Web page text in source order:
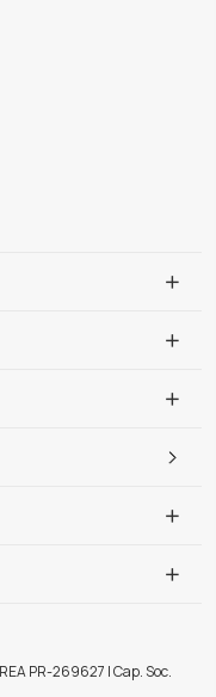
PR-269627 | Cap. Soc.